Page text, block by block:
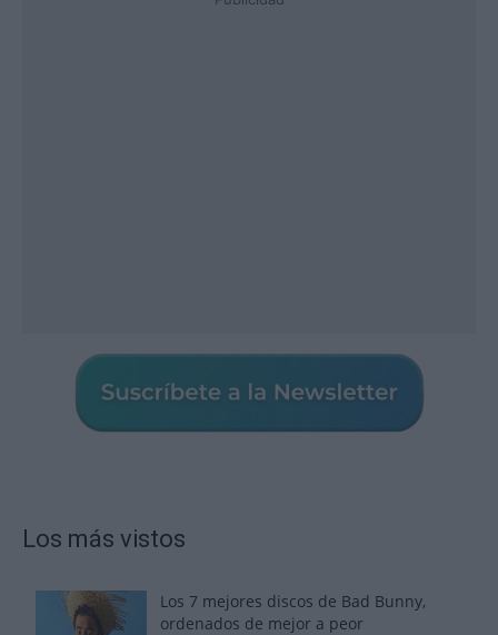
Los más vistos
Los 7 mejores discos de Bad Bunny,
ordenados de mejor a peor